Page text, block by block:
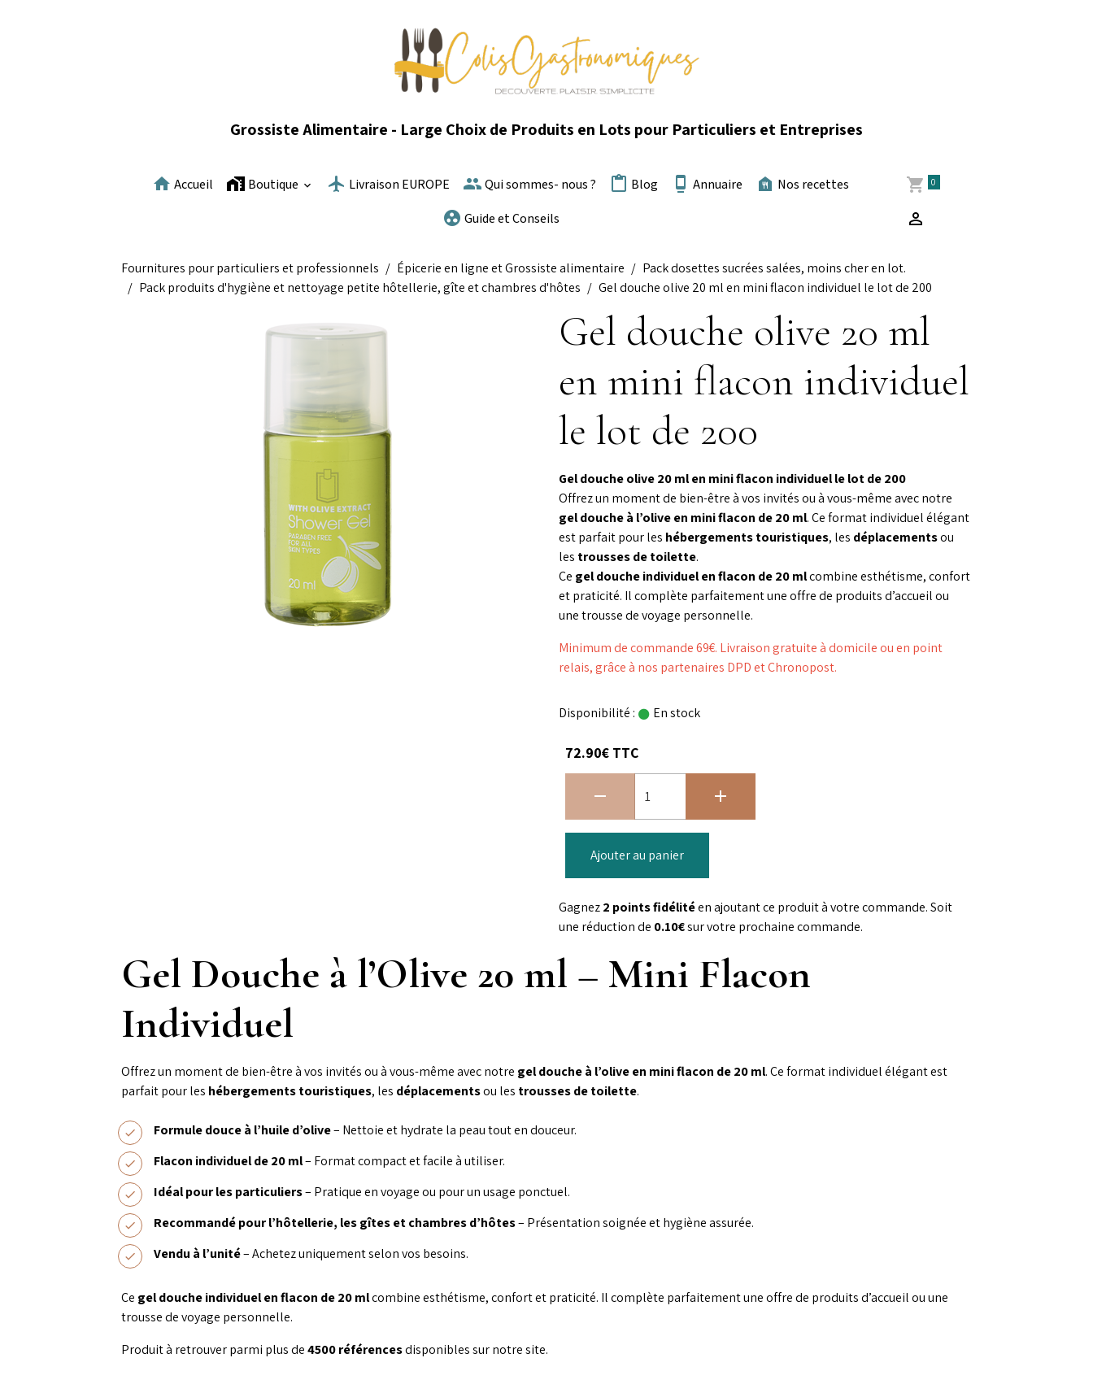
Grossiste Alimentaire - Large Choix de Produits en Lots pour Particuliers et Entreprises
Accueil Boutique Livraison EUROPE Qui sommes- nous ? Blog Annuaire
Nos recettes
Guide et Conseils
0
Fournitures pour particuliers et professionnels Épicerie en ligne et Grossiste alimentaire
Pack dosettes sucrées salées, moins cher en lot.
Pack produits d'hygiène et nettoyage petite hôtellerie, gîte et chambres d'hôtes
Gel douche olive 20 ml en mini flacon individuel le lot de 200
Gel douche olive 20 ml
en mini flacon individuel
le lot de 200
Gel douche olive 20 ml en mini flacon individuel le lot de 200
Offrez un moment de bien-être à vos invités ou à vous-même avec notre
gel douche à l’olive en mini flacon de 20 ml. Ce format individuel élégant
est parfait pour les hébergements touristiques, les déplacementsou
les trousses de toilette.
Ce gel douche individuel en flacon de 20 mlcombine esthétisme, confort
et praticité. Il complète parfaitement une offre de produits d’accueil ou
une trousse de voyage personnelle.
Minimum de commande 69€. Livraison gratuite à domicile ou en point
relais, grâce à nos partenaires DPD et Chronopost.
Disponibilité : En stock
72.90€ TTC
Ajouter au panier
Gagnez2 points fidélitéen ajoutant ce produit à votre commande. Soit
une réduction de 0.10€sur votre prochaine commande.
Gel Douche à l’Olive 20 ml – Mini Flacon
Individuel
Offrez un moment de bien-être à vos invités ou à vous-même avec notre gel douche à l’olive en mini flacon de 20 ml. Ce format individuel élégant est
parfait pour les hébergements touristiques, les déplacementsou les trousses de toilette.
Formule douce à l’huile d’olive– Nettoie et hydrate la peau tout en douceur.
Flacon individuel de 20 ml– Format compact et facile à utiliser.
Idéal pour les particuliers– Pratique en voyage ou pour un usage ponctuel.
Recommandé pour l’hôtellerie, les gîtes et chambres d’hôtes– Présentation soignée et hygiène assurée.
Vendu à l’unité– Achetez uniquement selon vos besoins.
Ce gel douche individuel en flacon de 20 mlcombine esthétisme, confort et praticité. Il complète parfaitement une offre de produits d’accueil ou une
trousse de voyage personnelle.
Produit à retrouver parmi plus de4500 référencesdisponibles sur notre site.